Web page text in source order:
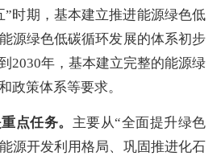
”时期，基本建立推进能源绿色低
源绿色低碳循环发展的体系初步
2030年，基本建立完整的能源绿
政策体系等要求。
点任务。 主要从“全面提升绿色
源开发利用格局、巩固推进化石